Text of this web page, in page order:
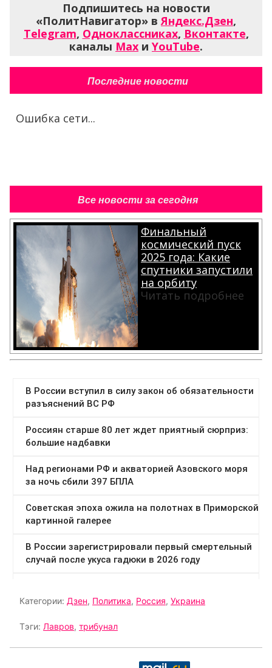
Подпишитесь на новости
«ПолитНавигатор» вЯндекс.Дзен,
Telegram, Одноклассниках, Вконтакте,
каналы Max и YouTube.
Последние новости
Ошибка сети...
Все новости за сегодня
Финальный
космический пуск
2025 года: Какие
спутники запустили
на орбиту
Читать подробнее
Категории: Дзен, Политика, Россия, Украина
Тэги: Лавров, трибунал